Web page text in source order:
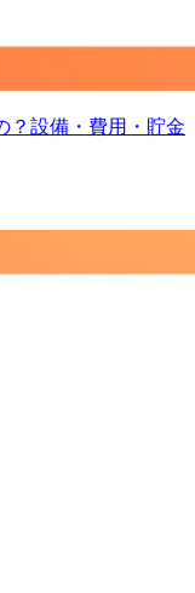
？設備・費用・貯金